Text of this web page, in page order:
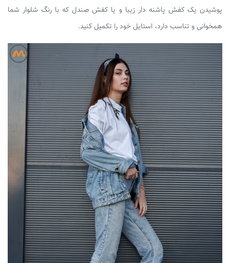
پوشیدن یک کفش پاشنه دار زیبا و یا کفش صندل که با رنگ شلوار شما
همخوانی و تناسب دارد، استایل خود را تکمیل کنید.